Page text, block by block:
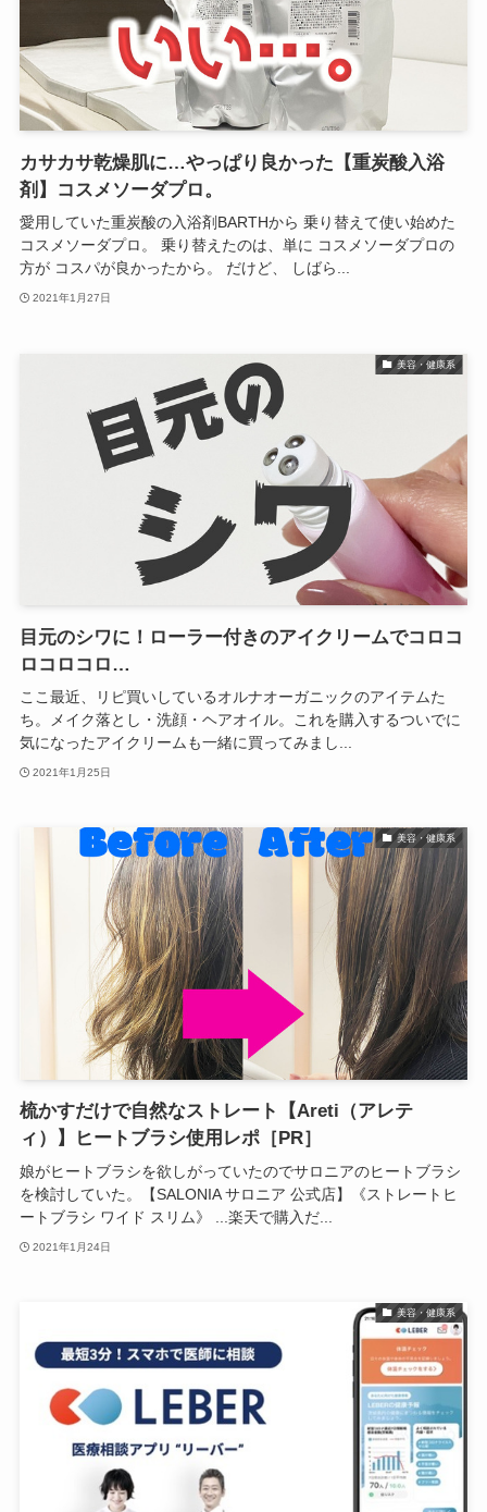
カサカサ乾燥肌に…やっぱり良かった【重炭酸入浴
剤】コスメソーダプロ。
愛用していた重炭酸の入浴剤BARTHから 乗り替えて使い始めた
コスメソーダプロ。 乗り替えたのは、単に コスメソーダプロの
方が コスパが良かったから。 だけど、 しばら...
2021年1月27日
美容・健康系
目元のシワに！ローラー付きのアイクリームでコロコ
ロコロコロ…
ここ最近、リピ買いしているオルナオーガニックのアイテムた
ち。メイク落とし・洗顔・ヘアオイル。これを購入するついでに
気になったアイクリームも一緒に買ってみまし...
2021年1月25日
美容・健康系
梳かすだけで自然なストレート【Areti（アレテ
ィ）】ヒートブラシ使用レポ［PR］
娘がヒートブラシを欲しがっていたのでサロニアのヒートブラシ
を検討していた。【SALONIA サロニア 公式店】《ストレートヒ
ートブラシ ワイド スリム》 ...楽天で購入だ...
2021年1月24日
美容・健康系